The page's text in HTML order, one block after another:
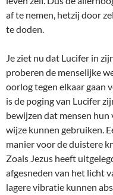
af te nemen, hetzij door
te doden.
Je ziet nu dat Lucifer in
proberen de menselijke
oorlog tegen elkaar gaan
is de poging van Lucifer
bewijzen dat mensen
wijze kunnen gebruiken.
manier voor de duistere
Zoals Jezus heeft
afgesneden van het licht
lagere vibratie kunnen